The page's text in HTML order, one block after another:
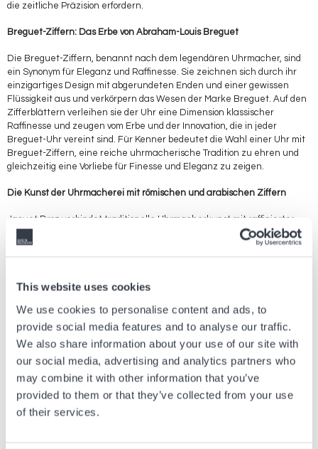
This website uses cookies
We use cookies to personalise content and ads, to
provide social media features and to analyse our traffic.
We also share information about your use of our site with
our social media, advertising and analytics partners who
may combine it with other information that you’ve
provided to them or that they’ve collected from your use
of their services.
die zeitliche Präzision erfordern.
Breguet-Ziffern: Das Erbe von Abraham-Louis Breguet
Die Breguet-Ziffern, benannt nach dem legendären Uhrmacher, sind
ein Synonym für Eleganz und Raffinesse. Sie zeichnen sich durch ihr
einzigartiges Design mit abgerundeten Enden und einer gewissen
Flüssigkeit aus und verkörpern das Wesen der Marke Breguet. Auf den
Zifferblättern verleihen sie der Uhr eine Dimension klassischer
Raffinesse und zeugen vom Erbe und der Innovation, die in jeder
Breguet-Uhr vereint sind. Für Kenner bedeutet die Wahl einer Uhr mit
Breguet-Ziffern, eine reiche uhrmacherische Tradition zu ehren und
gleichzeitig eine Vorliebe für Finesse und Eleganz zu zeigen.
Die Kunst der Uhrmacherei mit römischen und arabischen Ziffern
Jaquet Droz verbindet traditionelle Uhrmacherkunst mit raffinierter
Ästhetik, wie die elegante Verwendung von römischen und arabischen
Ziffern auf den Zifferblättern beweist. Diese Kombination verleiht den
Uhren von Jaquet Droz sprechen mit ihrer Kombination aus römischen
eine Geschichte erzählt, eine Uhr, die ebenso ein Kunstobjekt wie ein
Zeitmessinstrument ist.
Brillanz von Omega
Die Verschmelzung von Tradition und Moderne in der Uhrmacherei ist
nicht nur eine Stilübung, sondern ein echter Fortschritt in der Art und